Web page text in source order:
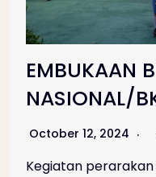
EMBUKAAN
NASIONAL/
October 12, 2024
Kegiatan